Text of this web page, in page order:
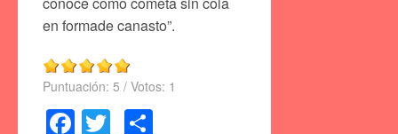
en formade canasto”.
Puntuación: 5 / Votos: 1
Facebook
Twitter